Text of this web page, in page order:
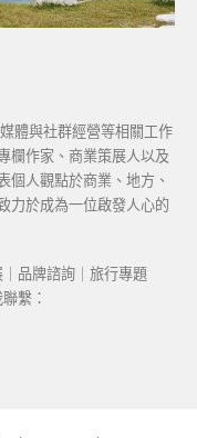
體與社群經營等相關工作
欄作家、商業策展人以及
個人觀點於商業、地方、
力於成為一位啟發人心的
品牌諮詢｜旅行專題
繫：